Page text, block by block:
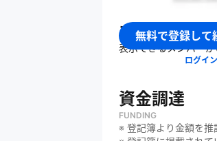
無料で登録して
ログイン
ファインディ
表示できるメンバー
資金調達
FUNDING
※ 登記簿より金額を推